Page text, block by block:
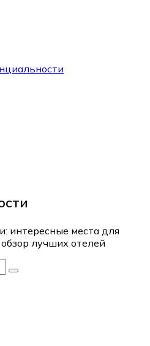
интересные места для
лучших отелей